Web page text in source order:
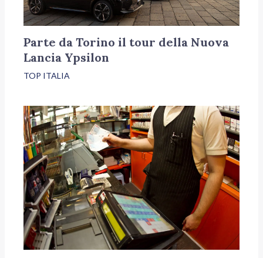
Parte da Torino il tour della Nuova
Lancia Ypsilon
TOP ITALIA